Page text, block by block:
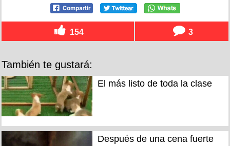
154 3
También te gustará:
El más listo de toda la clase
Después de una cena fuerte